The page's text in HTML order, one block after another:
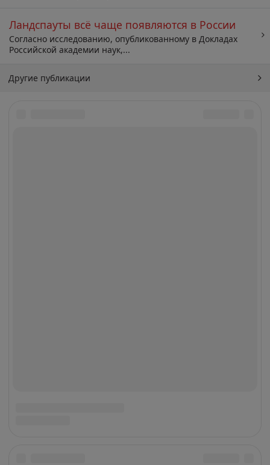
Ландспауты всё чаще появляются в России
Согласно исследованию, опубликованному в Докладах
Российской академии наук,...
Другие публикации